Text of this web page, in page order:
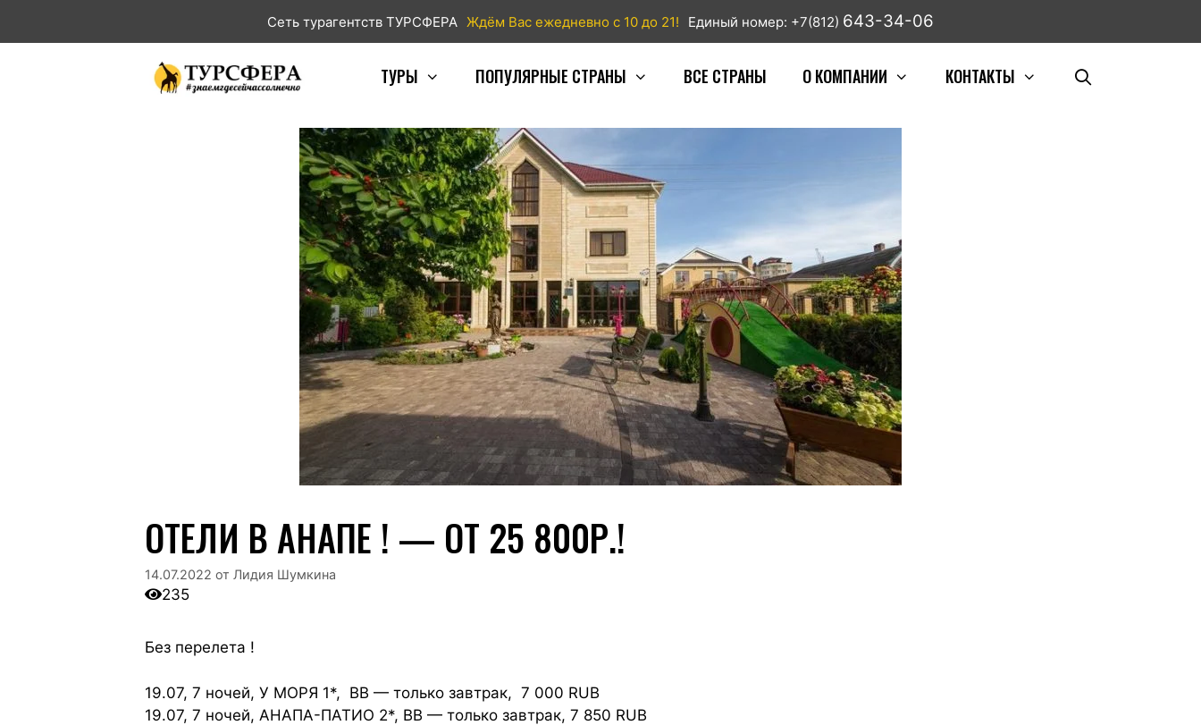
Сеть турагентств ТУРСФЕРА Ждём Вас ежедневно с 10 до 21! Единый номер: +7(812) 643-34-06
ТУРЫ ПОПУЛЯРНЫЕ СТРАНЫ ВСЕ СТРАНЫ О КОМПАНИИ КОНТАКТЫ
ОТЕЛИ В АНАПЕ ! — ОТ 25 800Р.!
14.07.2022 от Лидия Шумкина
235
Без перелета !
19.07, 7 ночей, У МОРЯ 1*, ВВ — только завтрак, 7 000 RUB
19.07, 7 ночей, АНАПА-ПАТИО 2*, ВВ — только завтрак, 7 850 RUB